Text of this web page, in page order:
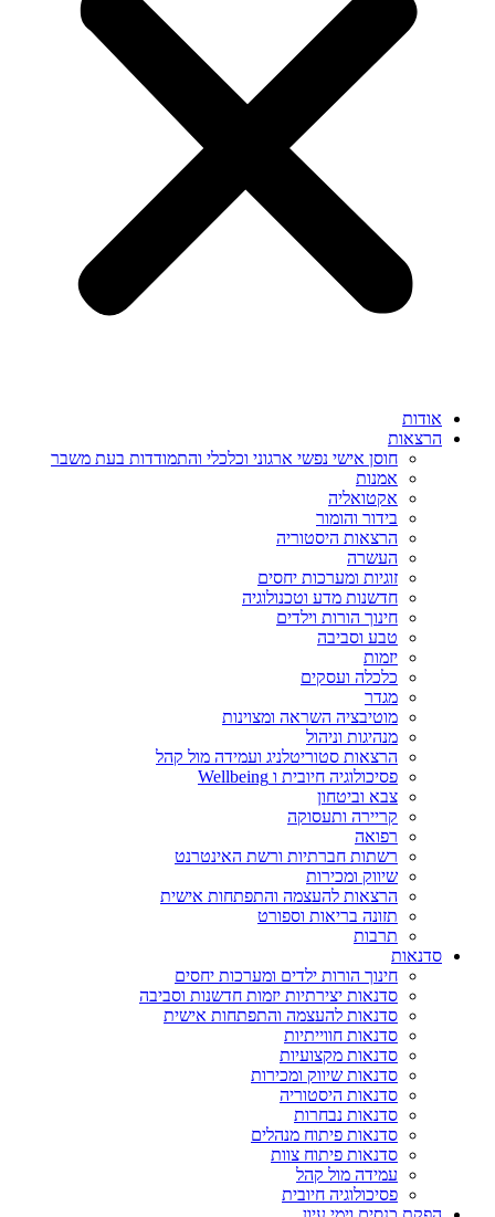
אודות
הרצאות
חוסן אישי נפשי ארגוני וכלכלי והתמודדות בעת משבר
אמנות
אקטואליה
בידור והומור
הרצאות היסטוריה
העשרה
זוגיות ומערכות יחסים
חדשנות מדע וטכנולוגיה
חינוך הורות וילדים
טבע וסביבה
יזמות
כלכלה ועסקים
מגדר
מוטיבציה השראה ומצוינות
מנהיגות וניהול
הרצאות סטוריטלניג ועמידה מול קהל
פסיכולוגיה חיובית ו Wellbeing
צבא וביטחון
קריירה ותעסוקה
רפואה
רשתות חברתיות ורשת האינטרנט
שיווק ומכירות
הרצאות להעצמה והתפתחות אישית
תזונה בריאות וספורט
תרבות
סדנאות
חינוך הורות ילדים ומערכות יחסים
סדנאות יצירתיות יזמות חדשנות וסביבה
סדנאות להעצמה והתפתחות אישית
סדנאות חווייתיות
סדנאות מקצועיות
סדנאות שיווק ומכירות
סדנאות היסטוריה
סדנאות נבחרות
סדנאות פיתוח מנהלים
סדנאות פיתוח צוות
עמידה מול קהל
פסיכולוגיה חיובית